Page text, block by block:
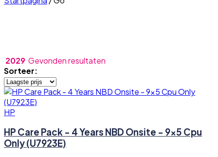
2029 Gevonden resultaten
Sorteer:
HP
HP Care Pack - 4 Years NBD Onsite - 9x5 Cpu
Only (U7923E)